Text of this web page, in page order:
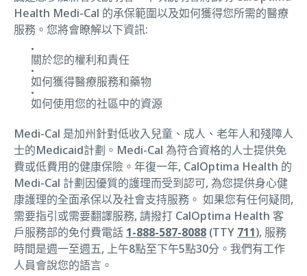
Health Medi-Cal 的承保範圍以及如何獲得您所需的醫療
服務。您將會瞭解以下資訊:
關於您的權利和責任
如何獲得醫療服務和藥物
如何使用您的社區中的資源
Medi-Cal 是加州針對低收入兒童、成人、老年人和殘障人
士的Medicaid計劃。Medi-Cal 為符合資格的人士提供免
費或低費用的健康保險。年復一年, CalOptima Health 的
Medi-Cal 計劃因優質的護理而受到認可, 為您提供身心健
康護理的全面承保以及社會支持服務。 如果您有任何疑問,
需要指引或需要翻譯服務, 請撥打 CalOptima Health 客
戶服務部的免付費電話 1-888-587-8088 (TTY 711), 服務
時間是週一至週五, 上午8點至下午5點30分。我們有工作
人員會說您的語言。